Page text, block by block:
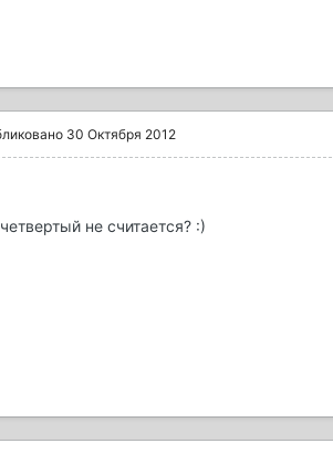
30 Октября 2012
не считается? :)